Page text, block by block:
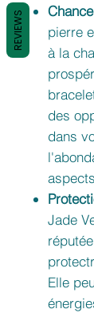
pierre
à la
des
dans
Jade
Elle
REVIEWS